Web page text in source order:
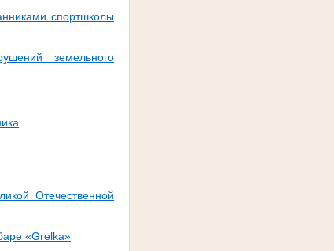
спортшколы
земельного
Отечественной
«Grelka»